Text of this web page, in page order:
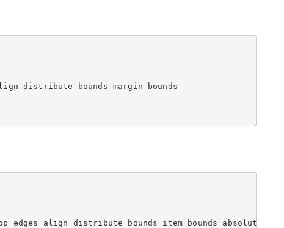
distribute bounds margin bounds
edges align distribute bounds item bounds absolute